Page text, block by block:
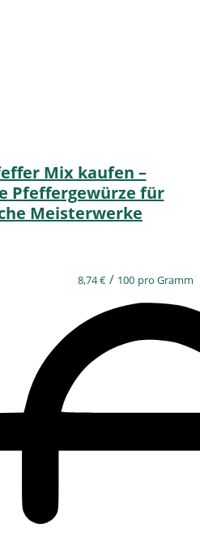
Mix kaufen –
Pfeffergewürze für
Meisterwerke
8,74€ / 100 pro Gramm